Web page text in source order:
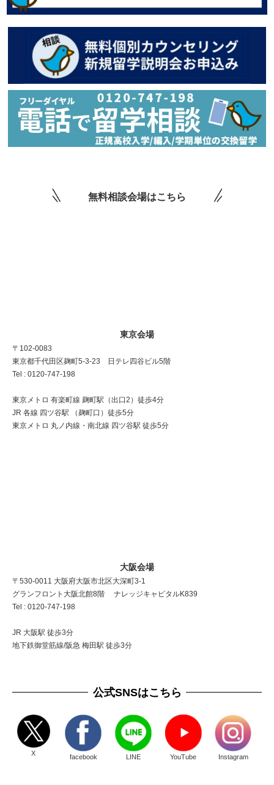
無料相談会場はこちら
東京会場
〒102-0083
東京都千代田区麹町5-3-23 日テレ四谷ビル5階
Tel : 0120-747-198
東京メトロ 有楽町線 麹町駅（出口2）徒歩4分
JR 各線 四ツ谷駅 （麹町口）徒歩5分
東京メトロ 丸ノ内線・南北線 四ツ谷駅 徒歩5分
大阪会場
〒530-0011 大阪府大阪市北区大深町3-1
グランフロント大阪北館8階 ナレッジキャピタルK839
Tel : 0120-747-198
JR 大阪駅 徒歩3分
地下鉄御堂筋線/阪急 梅田駅 徒歩3分
公式SNSはこちら
X facebook LINE YouTube Instagram